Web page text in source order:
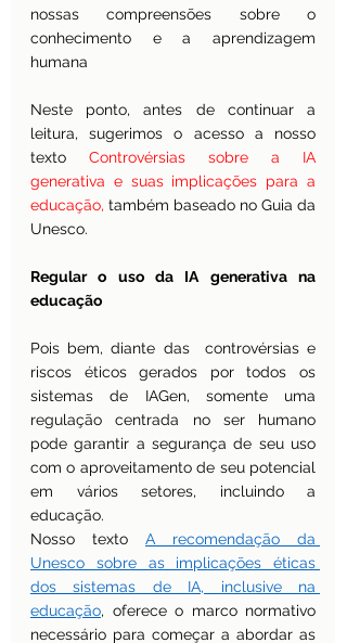
nossas compreensões sobre o
conhecimento e a aprendizagem
humana
Neste ponto, antes de continuar a
leitura, sugerimos o acesso a nosso
texto Controvérsias sobre a IA
generativa e suas implicações para a
educação, também baseado no Guia da
Unesco.
Regular o uso da IA generativa na
educação
Pois bem, diante das  controvérsias e
riscos éticos gerados por todos os
sistemas de IAGen, somente uma
regulação centrada no ser humano
pode garantir a segurança de seu uso
com o aproveitamento de seu potencial
em vários setores, incluindo a
educação.
Nosso texto A recomendação da
Unesco sobre as implicações éticas
dos sistemas de IA, inclusive na
educação, oferece o marco normativo
necessário para começar a abordar as